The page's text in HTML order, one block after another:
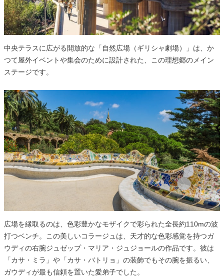
中央テラスに広がる開放的な「自然広場（ギリシャ劇場）」は、か
つて屋外イベントや集会のために設計された、この理想郷のメイン
ステージです。
広場を縁取るのは、色彩豊かなモザイクで彩られた全長約110mの波
打つベンチ。この美しいコラージュは、天才的な色彩感覚を持つガ
ウディの右腕ジュゼップ・マリア・ジュジョールの作品です。彼は
「カサ・ミラ」や「カサ・バトリョ」の装飾でもその腕を振るい、
ガウディが最も信頼を置いた愛弟子でした。